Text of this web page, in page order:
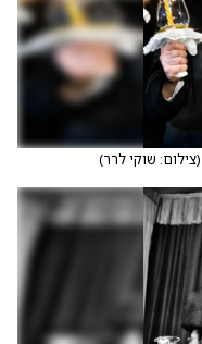
(צילום: שוקי לרר)